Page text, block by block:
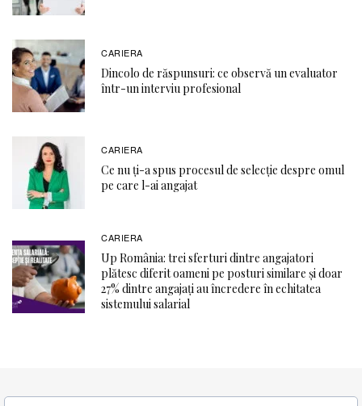
CARIERA
Dincolo de răspunsuri: ce observă un evaluator
într-un interviu profesional
CARIERA
Ce nu ți-a spus procesul de selecție despre omul
pe care l-ai angajat
CARIERA
Up România: trei sferturi dintre angajatori
plătesc diferit oameni pe posturi similare și doar
27% dintre angajați au încredere în echitatea
sistemului salarial